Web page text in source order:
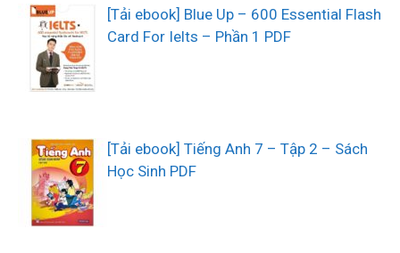
[Tải ebook] Blue Up – 600 Essential Flash
Card For Ielts – Phần 1 PDF
[Tải ebook] Tiếng Anh 7 – Tập 2 – Sách
Học Sinh PDF